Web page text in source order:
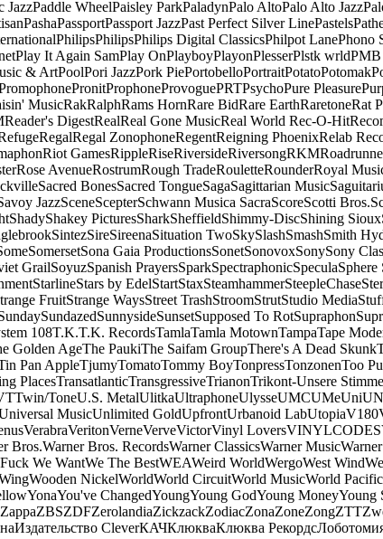
JazzPaddle WheelPaisley ParkPaladynPalo AltoPalo Alto Jazz
PashaPassportPassport JazzPast Perfect Silver LinePastels
PhilipsPhilipsPhilips Digital ClassicsPhilpot LanePhono
Play It Again SamPlay OnPlayboyPlayonPlesserPlstk wrld
& ArtPoolPori JazzPork PiePortobelloPortraitPotatoPotomak
PronitProphoneProvoguePRTPsychoPure Pleasure
MusicRakRalphRams HornRare BidRare EarthRaretoneRat
Reader's DigestRealReal Gone MusicReal World Rec-O-Hit
RegalRegal ZonophoneRegentReigning PhoenixRelab
Riot GamesRippleRiseRiversideRiversongRKM
Rose AvenueRostrumRough TradeRouletteRounderRoyal
Sacred BonesSacred TongueSagaSagittarian Music
JazzSceneScepterSchwann Musica SacraScoreScotti Bros.
ShadyShakey PicturesSharkSheffieldShimmy-DiscShining Sioux
SintezSireSireenaSituation TwoSkySlashSmashSmith
SomersetSona Gaia ProductionsSonetSonovoxSonySony
GrailSoyuzSpanish PrayersSparkSpectraphonicSpeculaSphere
StarlineStars by EdelStartStaxSteamhammerSteepleChase
FruitStrange WaysStreet TrashStroomStrutStudio Media
SundazedSunnysideSunsetSupposed To RotSupraphon
108T.K.T.K. RecordsTamlaTamla MotownTampaTape
Golden AgeThe PaukiThe Saifam GroupThere's A Dead Skunk
Pan AppleTjumyTomatoTommy BoyTonpressTonzonenToo
PlacesTransatlanticTransgressiveTrianonTrikont-Unsere Stimme
Twin/ToneU.S. MetalUlitkaUltraphoneUlysseUMCUMeUni
MusicUnlimited GoldUpfrontUrbanoid LabUtopiaV180
VerabraVeritonVerneVerveVictorVinyl LoversVINYLCODES
Bros.Warner Bros. RecordsWarner ClassicsWarner Music
We WantWe The BestWEAWeird WorldWergoWest Wind
Wooden NickelWorldWorld CircuitWorld MusicWorld Pacific
YonaYou've ChangedYoungYoung GodYoung MoneyYoung
ZappaZBSZDFZerolandiaZickzackZodiacZonaZoneZongZTT
Издательство CleverКАЧКлюкваКлюква Рекордс